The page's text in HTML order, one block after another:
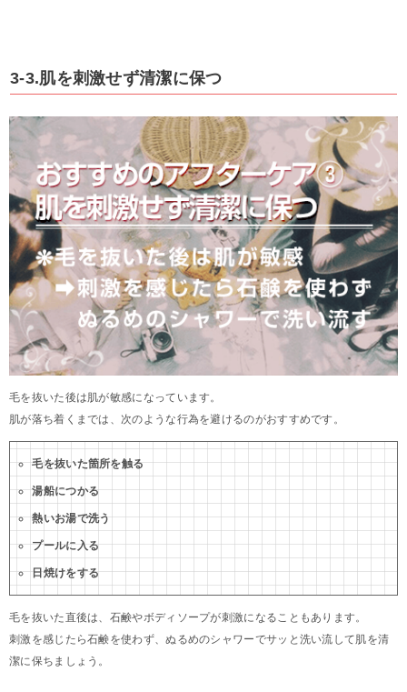
3-3.肌を刺激せず清潔に保つ
毛を抜いた後は肌が敏感になっています。
肌が落ち着くまでは、次のような行為を避けるのがおすすめです。
毛を抜いた箇所を触る
湯船につかる
熱いお湯で洗う
プールに入る
日焼けをする
毛を抜いた直後は、石鹸やボディソープが刺激になることもあります。
刺激を感じたら石鹸を使わず、ぬるめのシャワーでサッと洗い流して肌を清
潔に保ちましょう。